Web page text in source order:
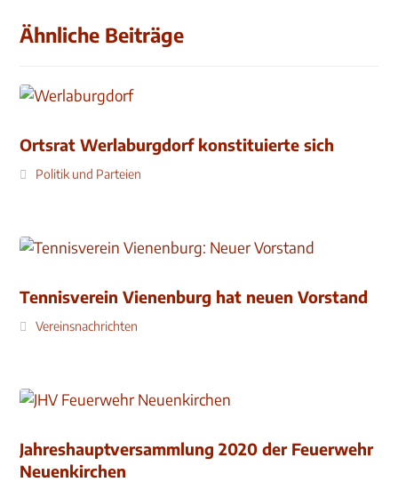
Ähnliche Beiträge
Ortsrat Werlaburgdorf konstituierte sich
Politik und Parteien
Tennisverein Vienenburg hat neuen Vorstand
Vereinsnachrichten
Jahreshauptversammlung 2020 der Feuerwehr
Neuenkirchen